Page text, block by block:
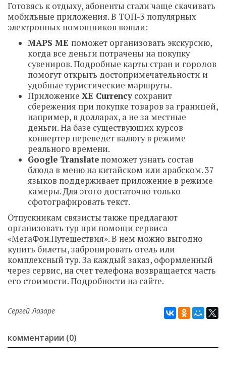
Готовясь к отдыху, абоненты стали чаще скачивать
мобильные приложения. В ТОП-3 популярных
электронных помощников вошли:
MAPS ME поможет организовать экскурсию,
когда все деньги потрачены на покупку
сувениров. Подробные карты стран и городов
помогут открыть достопримечательности и
удобные туристические маршруты.
Приложение XE Currency cохранит
сбережения при покупке товаров за границей,
например, в долларах, а не за местные
деньги. На базе существующих курсов
конвертер переведет валюту в режиме
реального времени.
Google Translate поможет узнать состав
блюда в меню на китайском или арабском. 37
языков поддерживает приложение в режиме
камеры. Для этого достаточно только
сфотографировать текст.
Отпускникам связисты также предлагают
организовать тур при помощи сервиса
«МегаФон.Путешествия». В нем можно выгодно
купить билеты, забронировать отель или
комплексный тур. За каждый заказ, оформленный
через сервис, на счет телефона возвращается часть
его стоимости. Подробности на сайте.
Сергей Лазаре
комментарии (0)